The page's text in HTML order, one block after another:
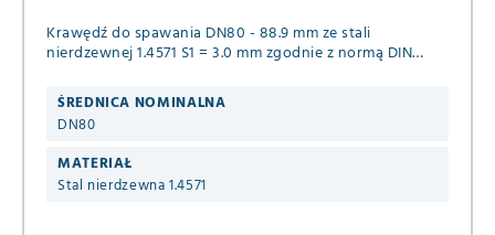
Krawędź do spawania DN80 - 88.9 mm ze stali
nierdzewnej 1.4571 S1 = 3.0 mm zgodnie z normą DIN
ŚREDNICA NOMINALNA
DN80
MATERIAŁ
Stal nierdzewna 1.4571